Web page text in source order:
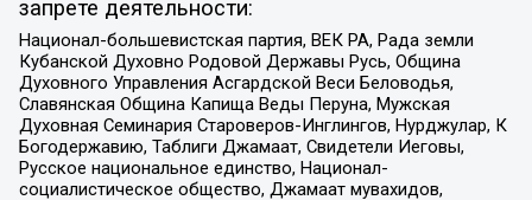
запрете деятельности:
Национал-большевистская партия, ВЕК РА, Рада земли
Кубанской Духовно Родовой Державы Русь, Община
Духовного Управления Асгардской Веси Беловодья,
Славянская Община Капища Веды Перуна, Мужская
Духовная Семинария Староверов-Инглингов, Нурджулар, К
Богодержавию, Таблиги Джамаат, Свидетели Иеговы,
Русское национальное единство, Национал-
социалистическое общество, Джамаат мувахидов,